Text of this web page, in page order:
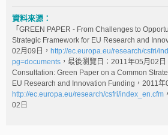
資料來源：
「GREEN PAPER - From Challenges to
Strategic Framework for EU Research and
02月09日， http://ec.europa.eu/research/csfri/
pg=documents ，最後瀏覽日：2011年05月02日
Consultation: Green Paper on a Common
EU Research and Innovation Funding，2011年
http://ec.europa.eu/research/csfri/index_en.cfm
02日